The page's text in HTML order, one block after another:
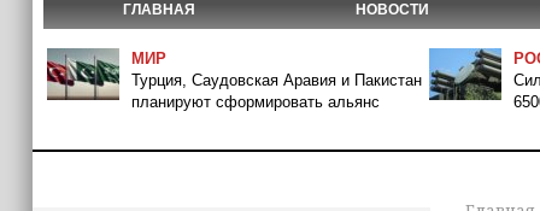
ГЛАВНАЯ НОВОСТИ
МИР
Турция, Саудовская Аравия и Пакистан
планируют сформировать альянс